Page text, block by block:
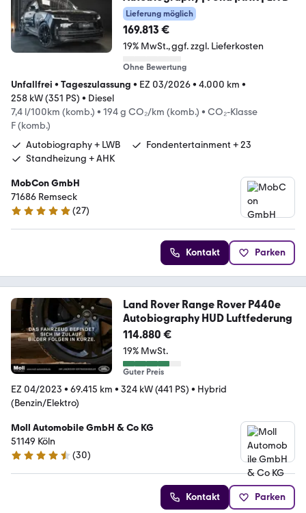
Lieferung möglich
169.813 €
19% MwSt. ggf. zzgl. Lieferkosten
Ohne Bewertung
Unfallfrei • Tageszulassung • EZ 03/2026• 4.000 km •
258 kW (351 PS) • Diesel
7,4 l/100km (komb.) • 194 g CO₂/km (komb.) • CO₂-Klasse
F (komb.)
Autobiography + LWB
Fondentertainment + 23
Standheizung + AHK
MobCon GmbH
71686 Remseck
5 Sterne
(27)
Kontakt Parken
Land Rover Range Rover P440e
Autobiography HUD Luftfederung
114.880 €
19% MwSt.
Guter Preis
EZ 04/2023 • 69.415 km • 324 kW (441 PS) • Hybrid
(Benzin/Elektro)
Moll Automobile GmbH & Co KG
51149 Köln
4.6 Sterne
(30)
Kontakt Parken